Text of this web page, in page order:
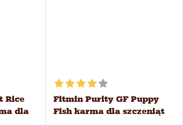
Rice
dla
Fitmin Purity GF Puppy
Fish karma dla szczeniąt